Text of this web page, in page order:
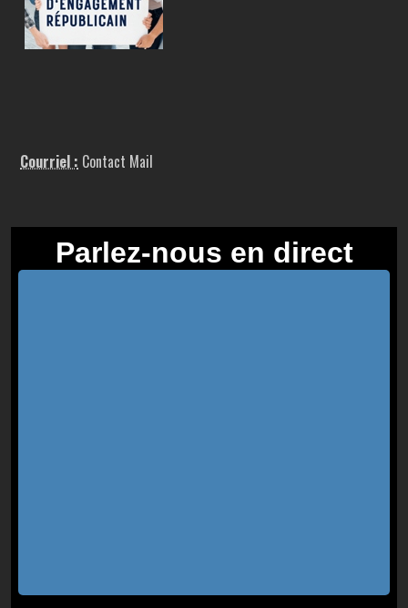
Courriel : Contact Mail